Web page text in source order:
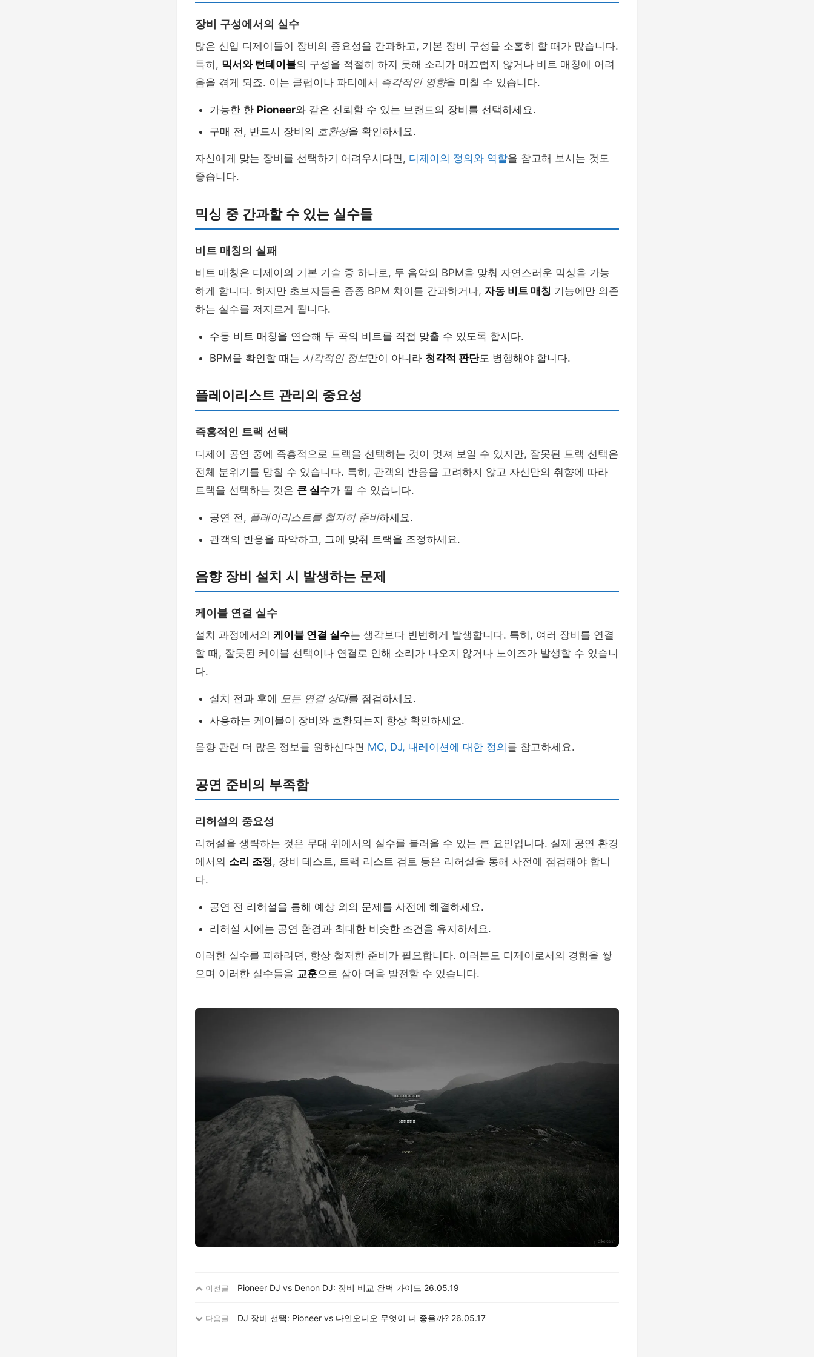
장비 구성에서의 실수
많은 신입 디제이들이 장비의 중요성을 간과하고, 기본 장비 구성을 소홀히 할 때가 많습니다.
특히, 믹서와 턴테이블의 구성을 적절히 하지 못해 소리가 매끄럽지 않거나 비트 매칭에 어려
움을 겪게 되죠. 이는 클럽이나 파티에서 즉각적인 영향을 미칠 수 있습니다.
가능한 한 Pioneer와 같은 신뢰할 수 있는 브랜드의 장비를 선택하세요.
구매 전, 반드시 장비의 호환성을 확인하세요.
자신에게 맞는 장비를 선택하기 어려우시다면, 디제이의 정의와 역할을 참고해 보시는 것도
좋습니다.
믹싱 중 간과할 수 있는 실수들
비트 매칭의 실패
비트 매칭은 디제이의 기본 기술 중 하나로, 두 음악의 BPM을 맞춰 자연스러운 믹싱을 가능
하게 합니다. 하지만 초보자들은 종종 BPM 차이를 간과하거나, 자동 비트 매칭 기능에만 의존
하는 실수를 저지르게 됩니다.
수동 비트 매칭을 연습해 두 곡의 비트를 직접 맞출 수 있도록 합시다.
BPM을 확인할 때는 시각적인 정보만이 아니라 청각적 판단도 병행해야 합니다.
플레이리스트 관리의 중요성
즉흥적인 트랙 선택
디제이 공연 중에 즉흥적으로 트랙을 선택하는 것이 멋져 보일 수 있지만, 잘못된 트랙 선택은
전체 분위기를 망칠 수 있습니다. 특히, 관객의 반응을 고려하지 않고 자신만의 취향에 따라
트랙을 선택하는 것은 큰 실수가 될 수 있습니다.
공연 전, 플레이리스트를 철저히 준비하세요.
관객의 반응을 파악하고, 그에 맞춰 트랙을 조정하세요.
음향 장비 설치 시 발생하는 문제
케이블 연결 실수
설치 과정에서의 케이블 연결 실수는 생각보다 빈번하게 발생합니다. 특히, 여러 장비를 연결
할 때, 잘못된 케이블 선택이나 연결로 인해 소리가 나오지 않거나 노이즈가 발생할 수 있습니
다.
설치 전과 후에 모든 연결 상태를 점검하세요.
사용하는 케이블이 장비와 호환되는지 항상 확인하세요.
음향 관련 더 많은 정보를 원하신다면 MC, DJ, 내레이션에 대한 정의 를 참고하세요.
공연 준비의 부족함
리허설의 중요성
리허설을 생략하는 것은 무대 위에서의 실수를 불러올 수 있는 큰 요인입니다. 실제 공연 환경
에서의 소리 조정, 장비 테스트, 트랙 리스트 검토 등은 리허설을 통해 사전에 점검해야 합니
다.
공연 전 리허설을 통해 예상 외의 문제를 사전에 해결하세요.
리허설 시에는 공연 환경과 최대한 비슷한 조건을 유지하세요.
이러한 실수를 피하려면, 항상 철저한 준비가 필요합니다. 여러분도 디제이로서의 경험을 쌓
으며 이러한 실수들을 교훈으로 삼아 더욱 발전할 수 있습니다.
이전글 Pioneer DJ vs Denon DJ: 장비 비교 완벽 가이드 26.05.19
다음글 DJ 장비 선택: Pioneer vs 다인오디오 무엇이 더 좋을까? 26.05.17